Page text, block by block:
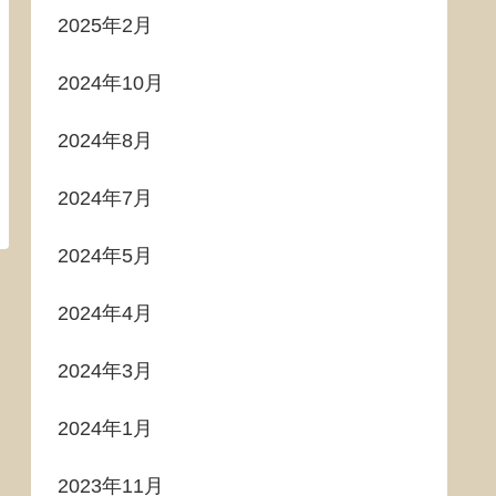
2025年2月
2024年10月
2024年8月
2024年7月
2024年5月
2024年4月
2024年3月
2024年1月
2023年11月